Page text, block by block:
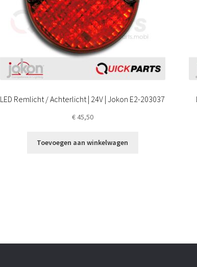
LED Remlicht / Achterlicht | 24V | Jokon E2-203037
€45,50
Toevoegen aan winkelwagen